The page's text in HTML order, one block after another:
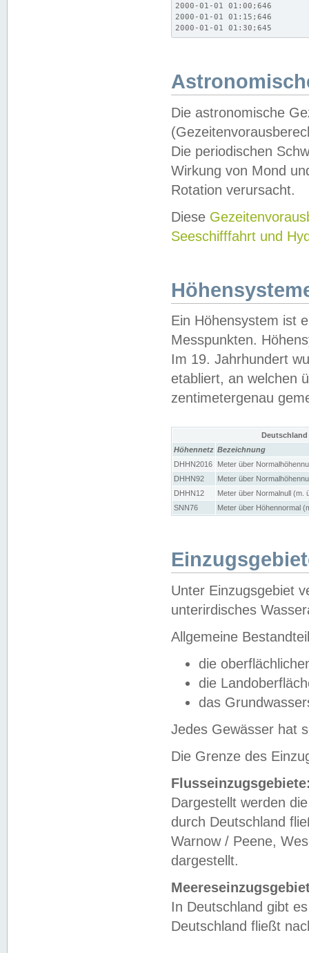
2000-01-01 01:00;646
2000-01-01 01:15;646
2000-01-01 01:30;645
Die astronomische
Die periodischen
Wirkung von Mond
Rotation verursacht.
Diese
Seeschifffahrt und
Ein Höhensystem ist
Messpunkten.
Im 19. Jahrhundert
etabliert, an welchen
zentimetergenau
Höhennetz Bezeichnung
DHHN2016
Meter über
DHHN92
Meter über
DHHN12
Meter über Normalnull (m.
SNN76
Meter über Höhennormal
Unter Einzugsgebiet
unterirdisches
Allgemeine
die
die
das
Jedes Gewässer hat
Die Grenze des
Dargestellt werden
durch Deutschland
Warnow / Peene,
dargestellt.
In Deutschland gibt
Deutschland fließt